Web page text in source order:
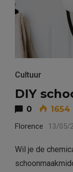
Cultuur
DIY
0 1654
Florence 13/05/
Wil je de